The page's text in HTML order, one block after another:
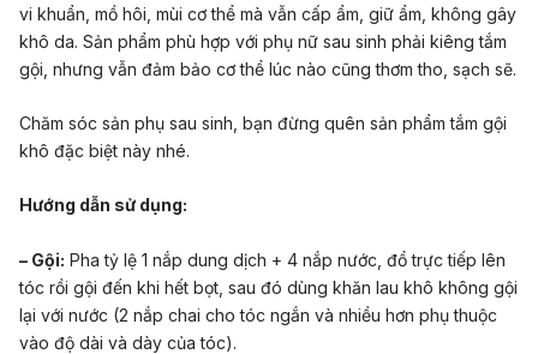
vi khuẩn, mồ hôi, mùi cơ thể mà vẫn cấp ẩm, giữ ẩm, không gây
khô da. Sản phẩm phù hợp với phụ nữ sau sinh phải kiêng tắm
gội, nhưng vẫn đảm bảo cơ thể lúc nào cũng thơm tho, sạch sẽ.
Chăm sóc sản phụ sau sinh, bạn đừng quên sản phẩm tắm gội
khô đặc biệt này nhé.
Hướng dẫn sử dụng:
– Gội: Pha tỷ lệ 1 nắp dung dịch + 4 nắp nước, đổ trực tiếp lên
tóc rồi gội đến khi hết bọt, sau đó dùng khăn lau khô không gội
lại với nước (2 nắp chai cho tóc ngắn và nhiều hơn phụ thuộc
vào độ dài và dày của tóc).